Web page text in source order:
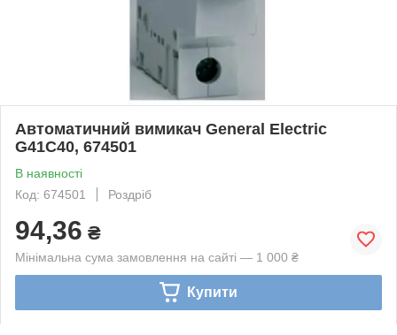
Автоматичний вимикач General Electric
G41C40, 674501
В наявності
Код: 674501
Роздріб
94,36 ₴
Мінімальна сума замовлення на сайті — 1 000 ₴
Купити